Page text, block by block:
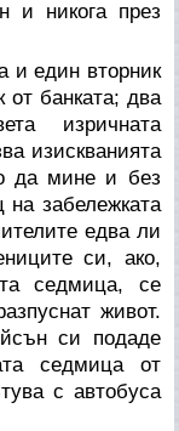
и никога през
и един вторник
от банката; два
изричната
изискванията
да мине и без
на забележката
едва ли
си, ако,
седмица, се
живот.
си подаде
седмица от
с автобуса